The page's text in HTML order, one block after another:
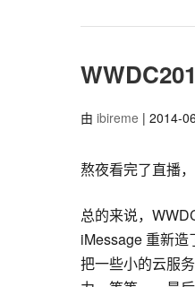
由 ibireme | 2014-
熬夜看完了直播
总的来说，
iMessage 重新
把一些小的云服